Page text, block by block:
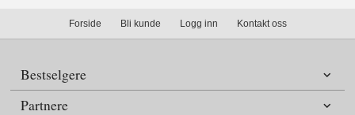
Forside Bli kunde Logg inn Kontakt oss
Bestselgere
Partnere